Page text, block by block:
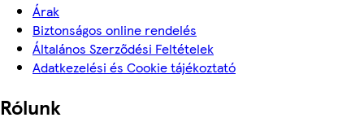
Árak
Biztonságos online rendelés
Általános Szerződési Feltételek
Adatkezelési és Cookie tájékoztató
Rólunk